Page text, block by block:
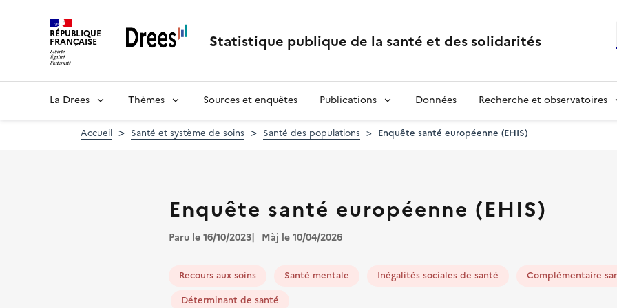
RÉPUBLIQUE
FRANÇAISE Statistique publique de la santé et des solidarités
La Drees Thèmes Sources et enquêtes Publications Données Recherche et observatoires
Accueil Santé et système de soins Santé des populations Enquête santé européenne (EHIS)
Enquête santé européenne (EHIS)
Paru le 16/10/2023 Màj le 10/04/2026
Recours aux soins Santé mentale Inégalités sociales de santé
Complémentaire
Déterminant de santé